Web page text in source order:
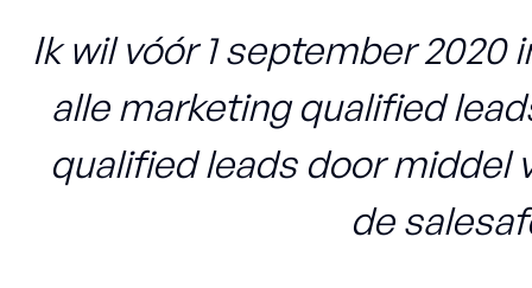
Ik wil vóór 1 september 2020
alle marketing qualified
qualified leads door middel
de